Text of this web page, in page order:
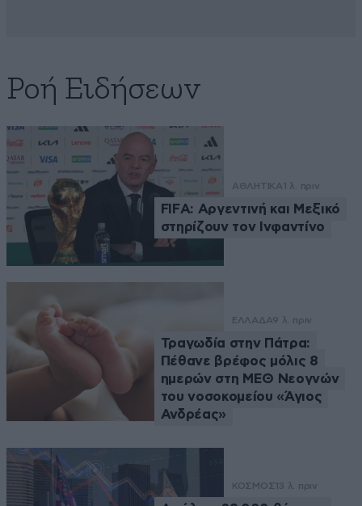
Ροή Ειδήσεων
ΑΘΛΗΤΙΚΑ 1 λ. πριν
FIFA: Αργεντινή και Μεξικό
στηρίζουν τον Ινφαντίνο
ΕΛΛΑΔΑ9 λ. πριν
Τραγωδία στην Πάτρα:
Πέθανε βρέφος μόλις 8
ημερών στη ΜΕΘ Νεογνών
του νοσοκομείου «Άγιος
Ανδρέας»
ΚΟΣΜΟΣ 13 λ. πριν